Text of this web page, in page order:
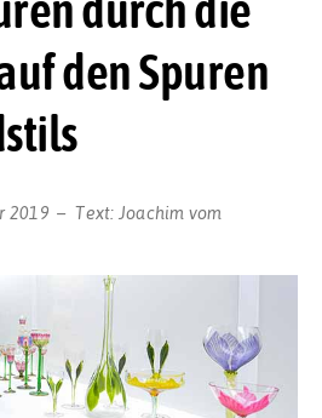
den Spuren
2019 Text: Joachim vom